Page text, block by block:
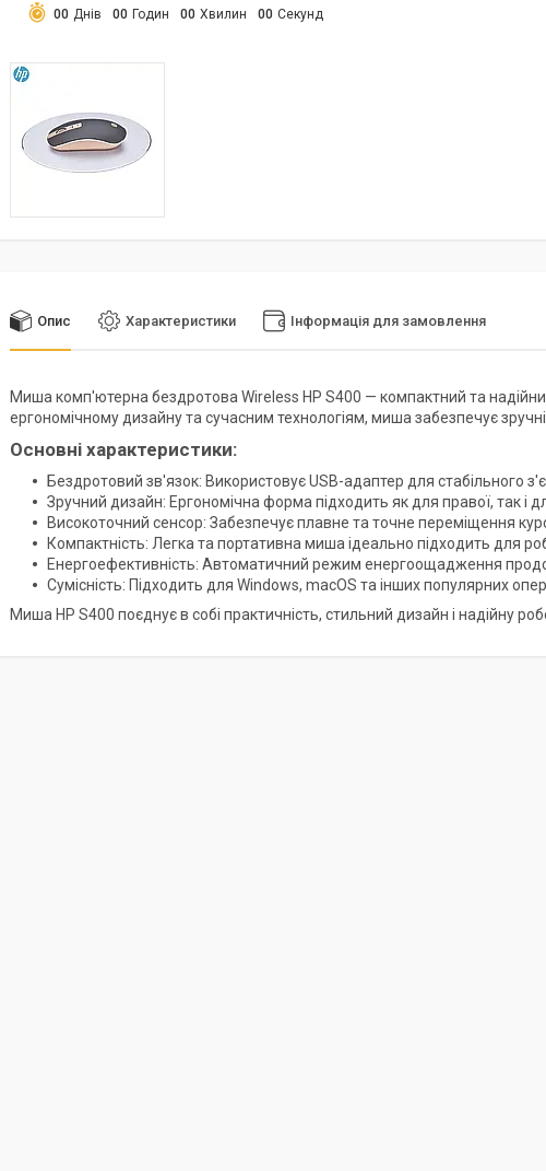
00 Днів 00 Годин 00 Хвилин 00 Секунд
Опис Характеристики Інформація для замовлення
Миша комп'ютерна бездротова Wireless HP S400 — компактний та
ергономічному дизайну та сучасним технологіям, миша забезпечує
Основні характеристики:
Бездротовий зв'язок: Використовує USB-адаптер для стабільного
Зручний дизайн: Ергономічна форма підходить як для правої, так і
Високоточний сенсор: Забезпечує плавне та точне переміщення
Компактність: Легка та портативна миша ідеально підходить для
Енергоефективність: Автоматичний режим енергоощадження
Сумісність: Підходить для Windows, macOS та інших популярних
Миша HP S400 поєднує в собі практичність, стильний дизайн і надійну